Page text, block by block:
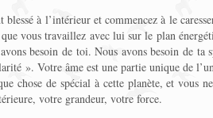
blessé à l’intérieur et commencez à le
vous travaillez avec lui sur le plan
besoin de toi. Nous avons besoin de ta
». Votre âme est une partie unique de
chose de spécial à cette planète, et vous
votre grandeur, votre force.